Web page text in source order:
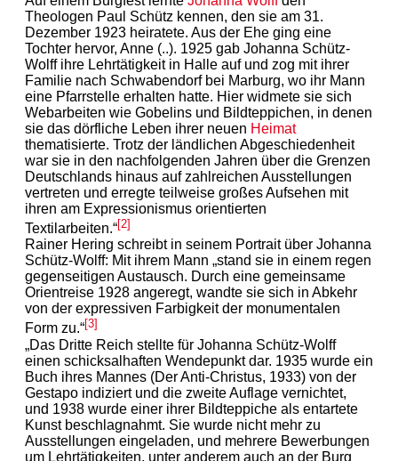
Theologen Paul Schütz kennen, den sie am 31.
Dezember 1923 heiratete. Aus der Ehe ging eine
Tochter hervor, Anne (..). 1925 gab Johanna Schütz-
Wolff ihre Lehrtätigkeit in Halle auf und zog mit ihrer
Familie nach Schwabendorf bei Marburg, wo ihr Mann
eine Pfarrstelle erhalten hatte. Hier widmete sie sich
Webarbeiten wie Gobelins und Bildteppichen, in denen
sie das dörfliche Leben ihrer neuen Heimat
thematisierte. Trotz der ländlichen Abgeschiedenheit
war sie in den nachfolgenden Jahren über die Grenzen
Deutschlands hinaus auf zahlreichen Ausstellungen
vertreten und erregte teilweise großes Aufsehen mit
ihren am Expressionismus orientierten
Textilarbeiten.“[2]
Rainer Hering schreibt in seinem Portrait über Johanna
Schütz-Wolff: Mit ihrem Mann „stand sie in einem regen
gegenseitigen Austausch. Durch eine gemeinsame
Orientreise 1928 angeregt, wandte sie sich in Abkehr
von der expressiven Farbigkeit der monumentalen
Form zu.“[3]
„Das Dritte Reich stellte für Johanna Schütz-Wolff
einen schicksalhaften Wendepunkt dar. 1935 wurde ein
Buch ihres Mannes (Der Anti-Christus, 1933) von der
Gestapo indiziert und die zweite Auflage vernichtet,
und 1938 wurde einer ihrer Bildteppiche als entartete
Kunst beschlagnahmt. Sie wurde nicht mehr zu
Ausstellungen eingeladen, und mehrere Bewerbungen
um Lehrtätigkeiten, unter anderem auch an der Burg